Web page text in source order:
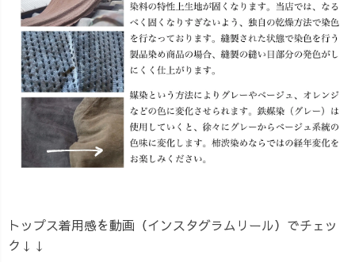
トップス着用感を動画（インスタグラムリール）でチェッ
ク↓↓